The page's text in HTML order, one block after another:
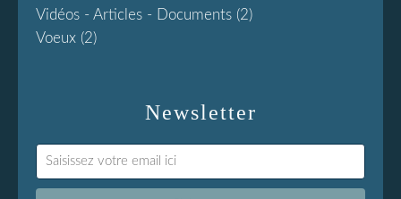
Newsletter
Vidéos - Articles - Documents (2)
Voeux (2)